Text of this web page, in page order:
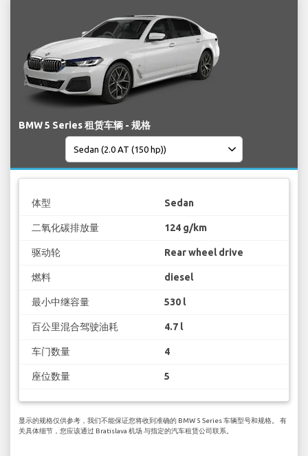
BMW 5 Series 租赁车辆 - 规格
体型 Sedan
二氧化碳排放量 124 g/km
驱动轮 Rear wheel drive
燃料 diesel
最小中继容量 530 l
百公里混合驾驶油耗 4.7 l
车门数量 4
座位数量 5
显示的规格仅供参考，我们不能保证您将收到准确的 BMW 5 Series 车辆型号和规格。 有
关具体细节，您应该通过 Bratislava 机场 与指定的汽车租赁公司联系。